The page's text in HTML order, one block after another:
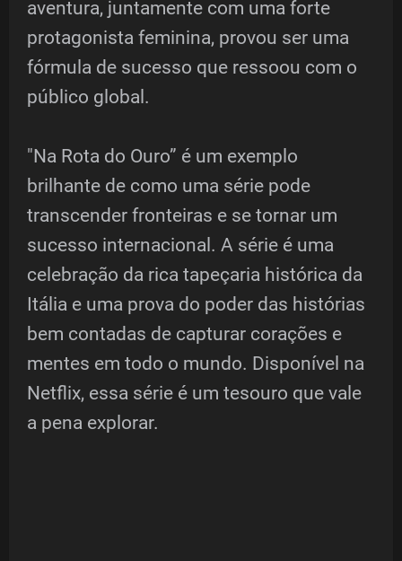
aventura, juntamente com uma forte
protagonista feminina, provou ser uma
fórmula de sucesso que ressoou com o
público global.
"Na Rota do Ouro” é um exemplo
brilhante de como uma série pode
transcender fronteiras e se tornar um
sucesso internacional. A série é uma
celebração da rica tapeçaria histórica da
Itália e uma prova do poder das histórias
bem contadas de capturar corações e
mentes em todo o mundo. Disponível na
Netflix, essa série é um tesouro que vale
a pena explorar.